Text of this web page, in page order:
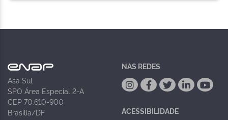
Asa Sul
SPO Área Especial 2-A
CEP 70.610-900
Brasília/DF
NAS REDES
ACESSIBILIDADE